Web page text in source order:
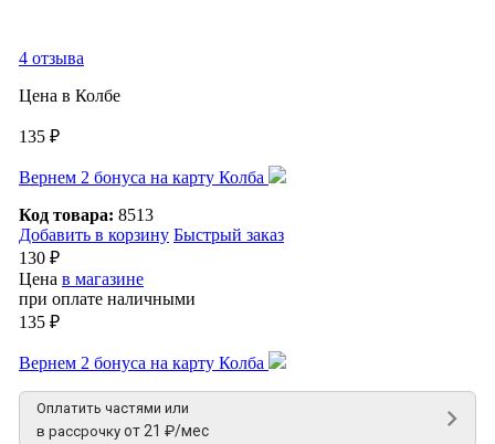
4 отзыва
Цена в Колбе
135 ₽
Вернем 2 бонуса на карту Колба
Код товара: 8513
Добавить в корзину Быстрый заказ
130 ₽
Цена в магазине
при оплате наличными
135 ₽
Вернем 2 бонуса на карту Колба
Оплатить частями или
в рассрочку от 21 ₽/мес